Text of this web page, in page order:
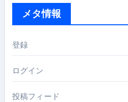
メタ情報
登録
ログイン
投稿フィード